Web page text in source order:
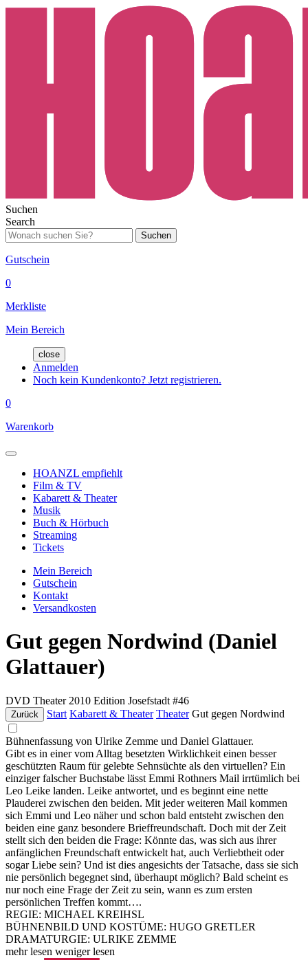
Suchen
Search
Suchen
Gutschein
0
Merkliste
Mein Bereich
close
Anmelden
Noch kein Kundenkonto? Jetzt registrieren.
0
Warenkorb
HOANZL empfiehlt
Film & TV
Kabarett & Theater
Musik
Buch & Hörbuch
Streaming
Tickets
Mein Bereich
Gutschein
Kontakt
Versandkosten
Gut gegen Nordwind (Daniel
Glattauer)
DVD Theater 2010 Edition Josefstadt #46
Zurück Start Kabarett & Theater Theater Gut gegen Nordwind
Bühnenfassung von Ulrike Zemme und Daniel Glattauer.
Gibt es in einer vom Alltag besetzten Wirklichkeit einen besser
geschützten Raum für gelebte Sehnsüchte als den virtuellen? Ein
einziger falscher Buchstabe lässt Emmi Rothners Mail irrtümlich bei
Leo Leike landen. Leike antwortet, und es beginnt eine nette
Plauderei zwischen den beiden. Mit jeder weiteren Mail kommen
sich Emmi und Leo näher und schon bald entsteht zwischen den
beiden eine ganz besondere Brieffreundschaft. Doch mit der Zeit
stellt sich den beiden die Frage: Könnte das, was sich aus ihrer
anfänglichen Freundschaft entwickelt hat, auch Verliebtheit oder
sogar Liebe sein? Und ist dies angesichts der Tatsache, dass sie sich
nie persönlich begegnet sind, überhaupt möglich? Bald scheint es
nur noch eine Frage der Zeit zu sein, wann es zum ersten
persönlichen Treffen kommt….
REGIE: MICHAEL KREIHSL
BÜHNENBILD UND KOSTÜME: HUGO GRETLER
DRAMATURGIE: ULRIKE ZEMME
mehr lesen weniger lesen